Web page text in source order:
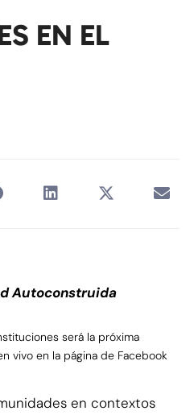
EN EL
Autoconstruida
será la próxima
vivo en la página de Facebook
en contextos